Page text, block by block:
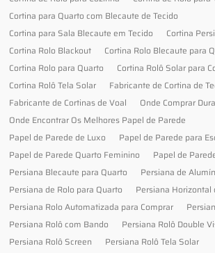
Cortina para Quarto com Blecaute de Tecido
Cortina para Sala Blecaute em Tecido
Cortina
Cortina Rolo Blackout
Cortina Rolo Blecaute para
Cortina Rolo para Quarto
Cortina Rolô Solar para
Cortina Rolô Tela Solar
Fabricante de Cortina de
Fabricante de Cortinas de Voal
Onde Comprar
Onde Encontrar Os Melhores Papel de Parede
Papel de Parede de Luxo
Papel de Parede para
Papel de Parede Quarto Feminino
Papel de
Persiana Blecaute para Quarto
Persiana de
Persiana de Rolo para Quarto
Persiana Horizontal
Persiana Rolo Automatizada para Comprar
Persiana Rolô com Bando
Persiana Rolô Double
Persiana Rolô Screen
Persiana Rolô Tela Solar